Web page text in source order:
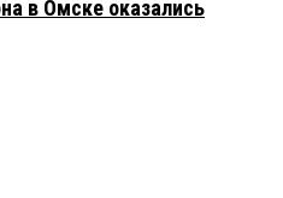
в Омске оказались